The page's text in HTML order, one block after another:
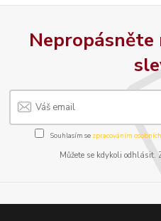
Nepropásněte
Souhlasím se zpracováním
Můžete se kdykoli